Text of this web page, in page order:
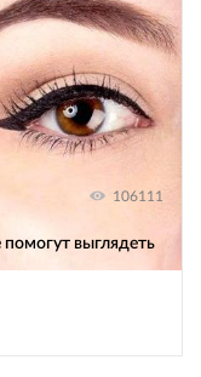
106111
выглядеть